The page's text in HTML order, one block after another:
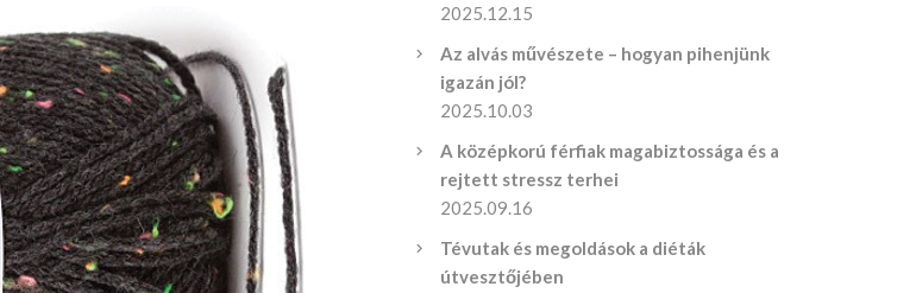
2025.12.15
Az alvás művészete – hogyan pihenjünk
igazán jól?
2025.10.03
A középkorú férfiak magabiztossága és a
rejtett stressz terhei
2025.09.16
Tévutak és megoldások a diéták
útvesztőjében